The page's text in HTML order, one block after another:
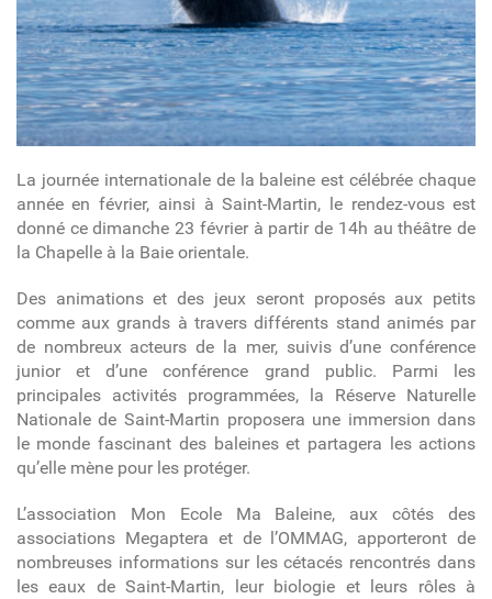
La journée internationale de la baleine est célébrée chaque
année en février, ainsi à Saint-Martin, le rendez-vous est
donné ce dimanche 23 février à partir de 14h au théâtre de
la Chapelle à la Baie orientale.
Des animations et des jeux seront proposés aux petits
comme aux grands à travers différents stand animés par
de nombreux acteurs de la mer, suivis d’une conférence
junior et d’une conférence grand public. Parmi les
principales activités programmées, la Réserve Naturelle
Nationale de Saint-Martin proposera une immersion dans
le monde fascinant des baleines et partagera les actions
qu’elle mène pour les protéger.
L’association Mon Ecole Ma Baleine, aux côtés des
associations Megaptera et de l’OMMAG, apporteront de
nombreuses informations sur les cétacés rencontrés dans
les eaux de Saint-Martin, leur biologie et leurs rôles à